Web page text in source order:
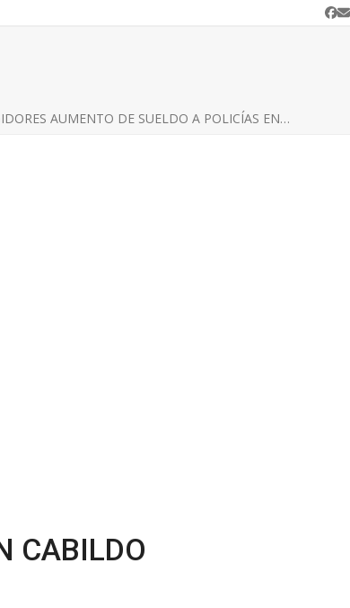
AUMENTO DE SUELDO A POLICÍAS EN…
CABILDO